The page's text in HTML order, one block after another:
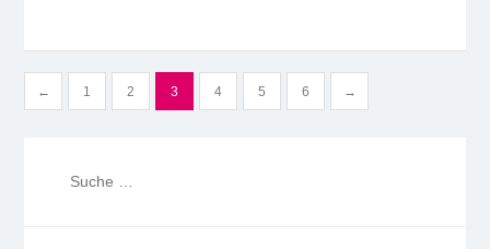
Seitennummerierung
der
← 1 2 3 4 5 6 →